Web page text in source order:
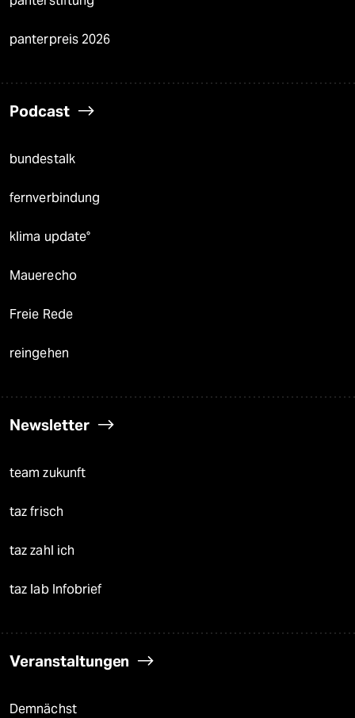
panterpreis 2026
Podcast
bundestalk
fernverbindung
klima update°
Mauerecho
Freie Rede
reingehen
Newsletter
team zukunft
taz frisch
taz zahl ich
taz lab Infobrief
Veranstaltungen
Demnächst